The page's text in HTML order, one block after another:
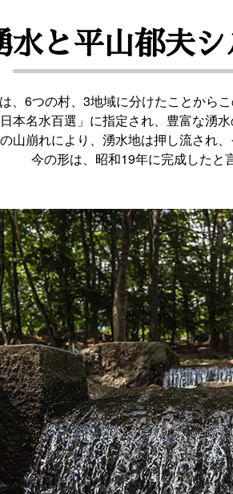
水と平山郁夫
、6つの村、3地域に分けたことから
本名水百選」に指定され、豊富な湧水
山崩れにより、湧水地は押し流され、
今の形は、昭和19年に完成したと